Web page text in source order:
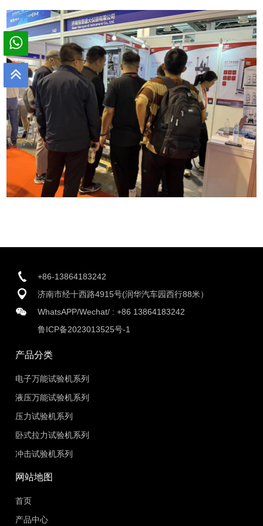
+86-13864183242
济南市经十西路4915号(润华汽车园西行88米）
WhatsAPP/Wechat/ :+86 13864183242
鲁ICP备2023013525号-1
产品分类
电子万能试验机系列
液压万能试验机系列
压力试验机系列
卧式拉力试验机系列
冲击试验机系列
网站地图
首页
产品中心